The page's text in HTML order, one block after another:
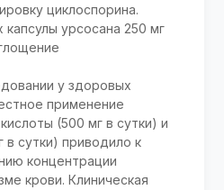
циклоспорина.
урсосана 250 мг
у здоровых
применение
(500 мг в сутки) и
в сутки) приводило к
концентрации
крови. Клиническая